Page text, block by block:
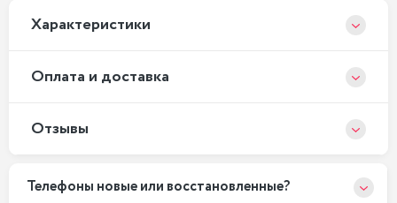
Xарактеристики
Оплата и доставка
Отзывы
Телефоны новые или восстановленные?